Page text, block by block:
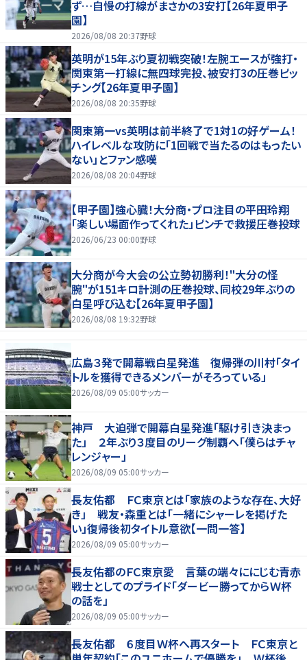
ず…自慢の打線がまさかの3安打【26年夏甲子
園】
2026/08/08 20:37野球
英明が15年ぶり夏初戦突破！左腕エースが強打・
関東第一打線に無四球完投、被安打3の圧巻ピッ
チング【26年夏甲子園】
2026/08/08 20:35野球
関東第一vs英明は前半終了で1対1の好ゲーム！
ハイレベルな攻防に「1回戦で当たるのはもったい
ない」とファン感嘆
2026/08/08 20:04野球
【甲子園】強心臓！大分商・プロ注目の平田玲翔
「楽しい場面作ってくれた」ピンチで救援圧巻投球
2026/06/23 00:00野球
大分商が今大会の公立勢初勝利！"大分の怪
腕"が151キロ計測の圧巻投球、同校29年ぶりの
白星呼び込む【26年夏甲子園】
2026/08/08 19:32野球
広島３発で開幕戦白星発進 復帰弾の川村「タイ
トルを獲得できるメンバーがそろっている」
2026/08/09 05:00サッカー
神戸 大迫弾で開幕白星発進「駆け引き決まっ
た」 ２年ぶり３度目のリーグ制覇へ「僕らはチャ
レンジャー」
2026/08/09 05:00サッカー
長友佑都 ＦＣ東京とは「家族のような存在、大好
き」 戦友・森重とは「一緒にシャーレを掲げた
い」復帰後初タイトル意欲【一問一答】
2026/08/09 05:00サッカー
長友佑都のＦＣ東京愛 言葉の端々ににじむ青赤
戦士としてのプライド「ダービー勝ってからＷ杯
の話を」
2026/08/09 05:00サッカー
長友佑都 ６度目Ｗ杯へ再スタート ＦＣ東京と